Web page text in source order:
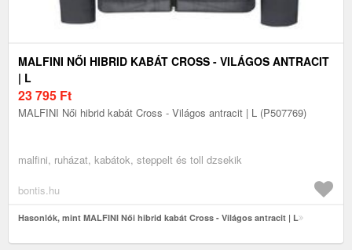
MALFINI NŐI HIBRID KABÁT CROSS - VILÁGOS ANTRACIT
| L
23 795 Ft
MALFINI Női hibrid kabát Cross - Világos antracit | L (P507769)
malfini, ruházat, kabátok, steppelt és toll dzsekik
bontis.hu
Hasonlók, mint MALFINI Női hibrid kabát Cross - Világos antracit | L